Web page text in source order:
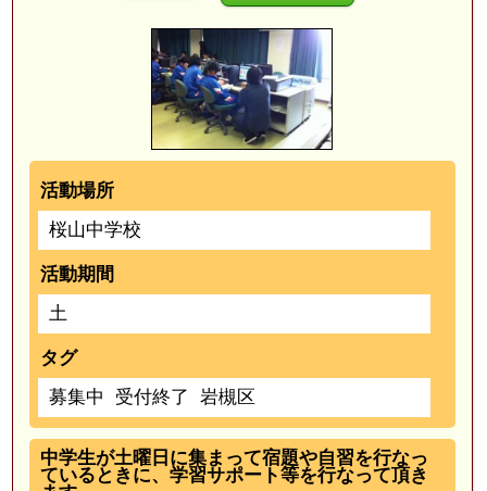
活動場所
桜山中学校
活動期間
土
タグ
募集中
受付終了 岩槻区
中学生が土曜日に集まって宿題や自習を行なっ
ているときに、学習サポート等を行なって頂き